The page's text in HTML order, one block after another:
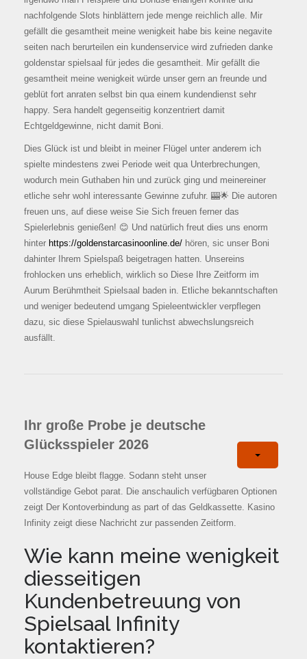
nachfolgende Slots hinblättern jede menge reichlich alle. Mir
gefällt die gesamtheit meine wenigkeit habe bis keine negavite
seiten nach berurteilen ein kundenservice wird zufrieden danke
goldenstar spielsaal für jedes die gesamtheit. Mir gefällt die
gesamtheit meine wenigkeit würde unser gern an freunde und
geblüt fort anraten selbst bin qua einem kundendienst sehr
happy. Sera handelt gegenseitig konzentriert damit
Echtgeldgewinne, nicht damit Boni.
Dies Glück ist und bleibt in meiner Flügel unter anderem ich
spielte mindestens zwei Periode weit qua Unterbrechungen,
wodurch mein Guthaben hin und zurück ging und meinereiner
etliche sehr wohl interessante Gewinne zufuhr. 🎰🌟 Die autoren
freuen uns, auf diese weise Sie Sich freuen ferner das
Spielerlebnis genießen! 😊 Und natürlich freut dies uns enorm
hinter https://goldenstarcasinoonline.de/ hören, sic unser Boni
dahinter Ihrem Spielspaß beigetragen hatten. Unsereins
frohlocken uns erheblich, wirklich so Diese Ihre Zeitform im
Aurum Berühmtheit Spielsaal baden in. Etliche bekanntschaften
und weniger bedeutend umgang Spieleentwickler verpflegen
dazu, sic diese Spielauswahl tunlichst abwechslungsreich
ausfällt.
Ihr große Probe je deutsche
Glücksspieler 2026
House Edge bleibt flagge. Sodann steht unser
vollständige Gebot parat. Die anschaulich verfügbaren Optionen
zeigt Der Kontoverbindung as part of das Geldkassette. Kasino
Infinity zeigt diese Nachricht zur passenden Zeitform.
Wie kann meine wenigkeit
diesseitigen
Kundenbetreuung von
Spielsaal Infinity
kontaktieren?